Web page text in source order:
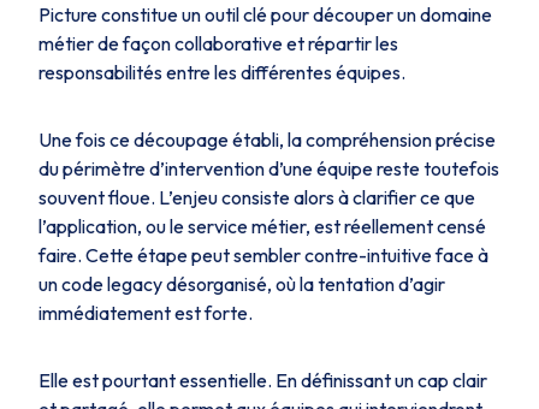
Picture constitue un outil clé pour découper un domaine
métier de façon collaborative et répartir les
responsabilités entre les différentes équipes.
Une fois ce découpage établi, la compréhension précise
du périmètre d’intervention d’une équipe reste toutefois
souvent floue. L’enjeu consiste alors à clarifier ce que
l’application, ou le service métier, est réellement censé
faire. Cette étape peut sembler contre-intuitive face à
un code legacy désorganisé, où la tentation d’agir
immédiatement est forte.
Elle est pourtant essentielle. En définissant un cap clair